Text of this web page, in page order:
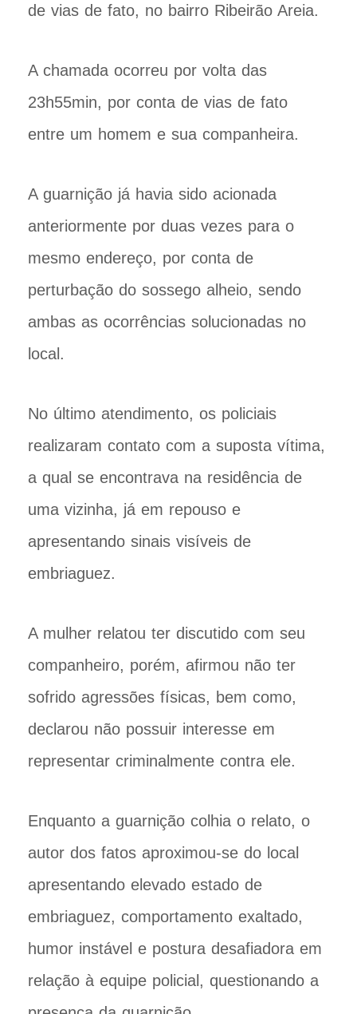
de vias de fato, no bairro Ribeirão Areia.
A chamada ocorreu por volta das
23h55min, por conta de vias de fato
entre um homem e sua companheira.
A guarnição já havia sido acionada
anteriormente por duas vezes para o
mesmo endereço, por conta de
perturbação do sossego alheio, sendo
ambas as ocorrências solucionadas no
local.
No último atendimento, os policiais
realizaram contato com a suposta vítima,
a qual se encontrava na residência de
uma vizinha, já em repouso e
apresentando sinais visíveis de
embriaguez.
A mulher relatou ter discutido com seu
companheiro, porém, afirmou não ter
sofrido agressões físicas, bem como,
declarou não possuir interesse em
representar criminalmente contra ele.
Enquanto a guarnição colhia o relato, o
autor dos fatos aproximou-se do local
apresentando elevado estado de
embriaguez, comportamento exaltado,
humor instável e postura desafiadora em
relação à equipe policial, questionando a